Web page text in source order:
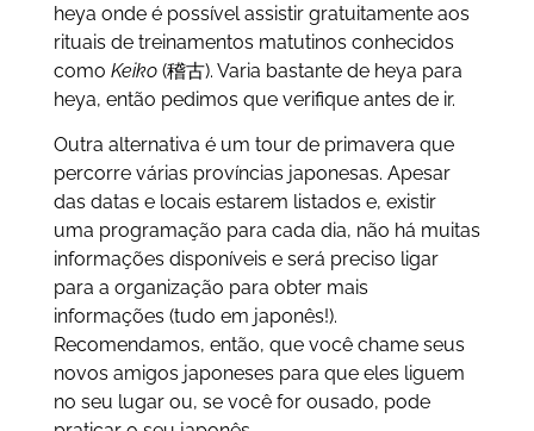
heya onde é possível assistir gratuitamente aos
rituais de treinamentos matutinos conhecidos
como Keiko (稽古). Varia bastante de heya para
heya, então pedimos que verifique antes de ir.
Outra alternativa é um tour de primavera que
percorre várias províncias japonesas. Apesar
das datas e locais estarem listados e, existir
uma programação para cada dia, não há muitas
informações disponíveis e será preciso ligar
para a organização para obter mais
informações (tudo em japonês!).
Recomendamos, então, que você chame seus
novos amigos japoneses para que eles liguem
no seu lugar ou, se você for ousado, pode